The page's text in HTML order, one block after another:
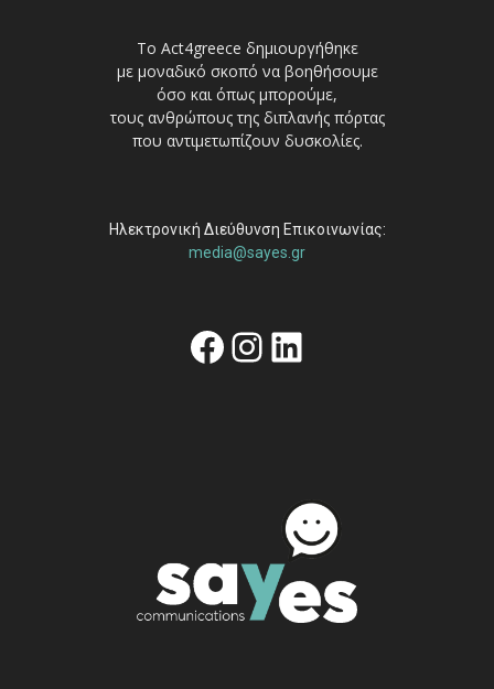
Το Act4greece δημιουργήθηκε
με μοναδικό σκοπό να βοηθήσουμε
όσο και όπως μπορούμε,
τους ανθρώπους της διπλανής πόρτας
που αντιμετωπίζουν δυσκολίες.
Ηλεκτρονική Διεύθυνση Επικοινωνίας:
media@sayes.gr
Facebook
Instagram
Linkedin